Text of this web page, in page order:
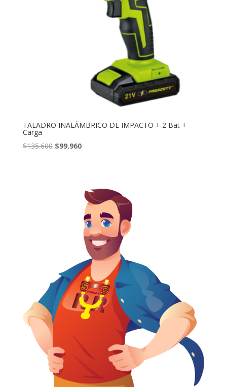
TALADRO INALÁMBRICO DE IMPACTO + 2 Bat +
Carga
$135.600 El
$135.600.
$99.960El
$99.960.